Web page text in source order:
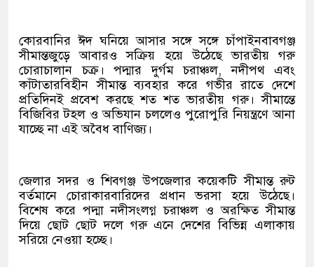
কোরবানির ঈদ ঘনিয়ে আসার সঙ্গে সঙ্গে চাঁপাইনবাবগঞ্জ
সীমান্তজুড়ে আবারও সক্রিয় হয়ে উঠেছে ভারতীয় গরু
চোরাচালান চক্র। পদ্মার দুর্গম চরাঞ্চল, নদীপথ এবং
কাঁটাতারবিহীন সীমান্ত ব্যবহার করে গভীর রাতে দেশে
প্রতিদিনই প্রবেশ করছে শত শত ভারতীয় গরু। সীমান্তে
বিজিবির টহল ও অভিযান চললেও পুরোপুরি নিয়ন্ত্রণে আনা
যাচ্ছে না এই অবৈধ বাণিজ্য।
জেলার সদর ও শিবগঞ্জ উপজেলার কয়েকটি সীমান্ত রুট
বর্তমানে চোরাকারবারিদের প্রধান ভরসা হয়ে উঠেছে।
বিশেষ করে পদ্মা নদীসংলগ্ন চরাঞ্চল ও অরক্ষিত সীমান্ত
দিয়ে ছোট ছোট দলে গরু এনে দেশের বিভিন্ন এলাকায়
সরিয়ে নেওয়া হচ্ছে।